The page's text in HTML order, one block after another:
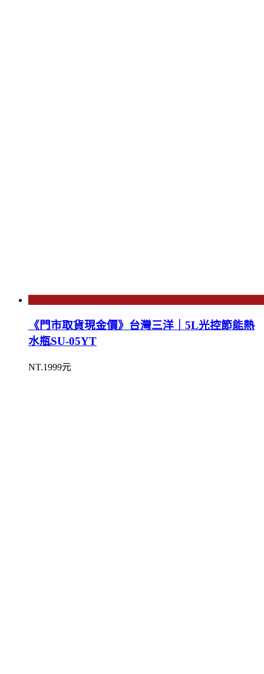
《門市取貨現金價》台灣三洋｜5L光控節能熱
水瓶SU-05YT
NT.1999元